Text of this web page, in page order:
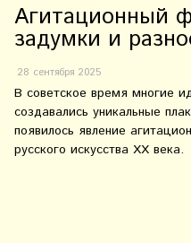
Агитационный
задумки и
28 сентября 2025
В советское время многие
создавались уникальные
появилось явление
русского искусства XX века.